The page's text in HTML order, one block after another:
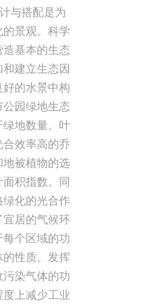
与搭配是为
的景观。科学
基本的生态
建立生态因
的水景中构
公园绿地生态
绿地数量。叶
效率高的乔
地被植物的选
积指数。同
绿化的光合作
宜居的气候环
个区域的功
性质。发挥
染气体的功
上减少工业